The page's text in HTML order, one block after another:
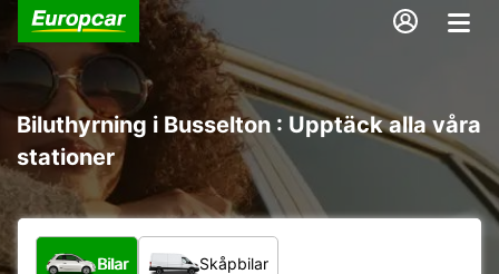
Biluthyrning i Busselton : Upptäck alla våra
stationer
Vilken typ av fordon?
Bilar Skåpbilar